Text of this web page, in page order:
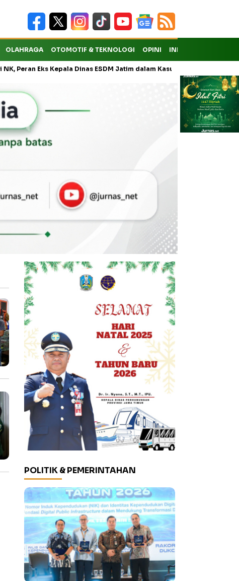
OLAHRAGA OTOMOTIF & TEKNOLOGI OPINI INDEKS
Kepala Dinas ESDM Jatim dalam Kasus Pungli Masih Didalami
POLITIK & PEMERINTAHAN